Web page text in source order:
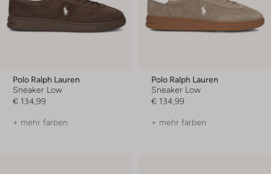
Polo Ralph Lauren
Sneaker Low
€ 134,99
+ mehr farben
Polo Ralph Lauren
Sneaker Low
€ 134,99
+ mehr farben